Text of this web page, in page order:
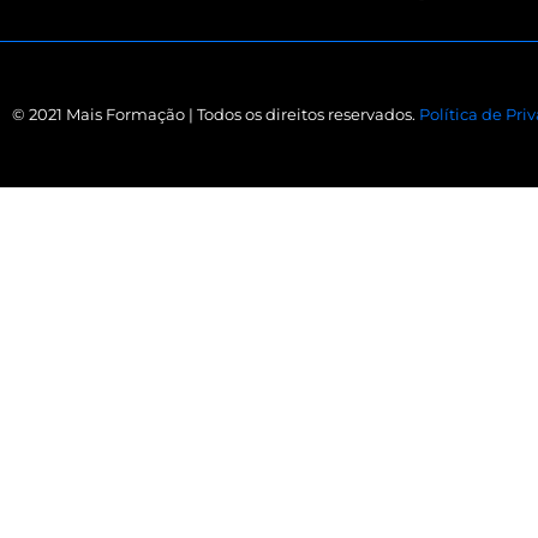
© 2021 Mais Formação | Todos os direitos reservados. Política de